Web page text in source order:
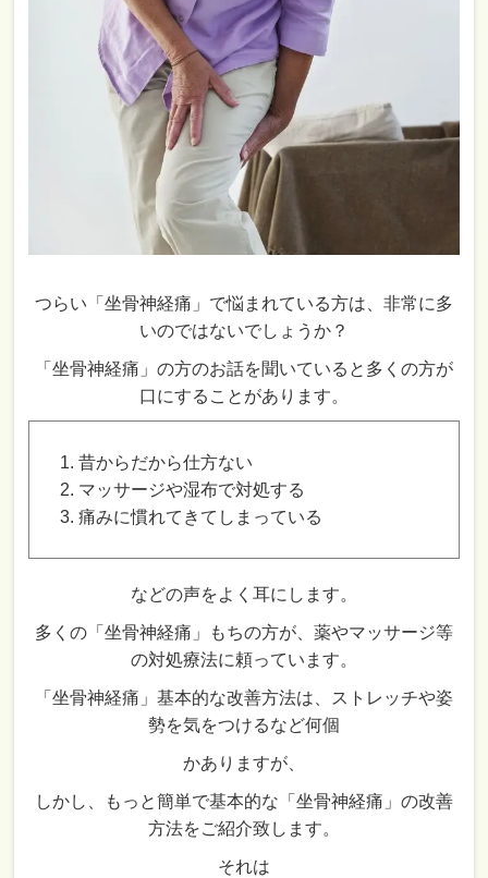
つらい「坐骨神経痛」で悩まれている方は、非常に多
いのではないでしょうか？
「坐骨神経痛」の方のお話を聞いていると多くの方が
口にすることがあります。
昔からだから仕方ない
マッサージや湿布で対処する
痛みに慣れてきてしまっている
などの声をよく耳にします。
多くの「坐骨神経痛」もちの方が、薬やマッサージ等
の対処療法に頼っています。
「坐骨神経痛」基本的な改善方法は、ストレッチや姿
勢を気をつけるなど何個
かありますが、
しかし、もっと簡単で基本的な「坐骨神経痛」の改善
方法をご紹介致します。
それは